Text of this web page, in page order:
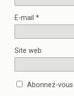
E-mail *
Site web
Abonnez-